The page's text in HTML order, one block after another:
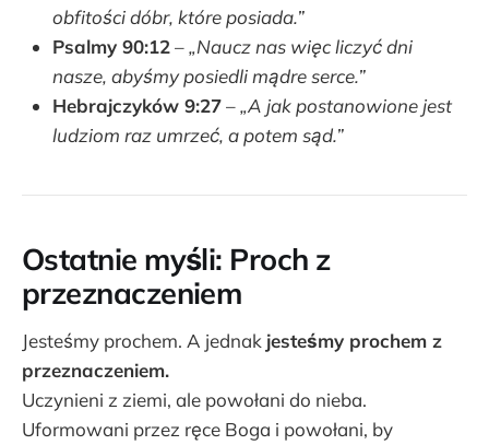
obfitości dóbr, które posiada.”
Psalmy 90:12–„Naucz nas więc liczyć dni
nasze, abyśmy posiedli mądre serce.”
Hebrajczyków 9:27–„A jak postanowione jest
ludziom raz umrzeć, a potem sąd.”
Ostatnie myśli: Proch z
przeznaczeniem
Jesteśmy prochem. A jednak jesteśmy prochem z
przeznaczeniem.
Uczynieni z ziemi, ale powołani do nieba.
Uformowani przez ręce Boga i powołani, by